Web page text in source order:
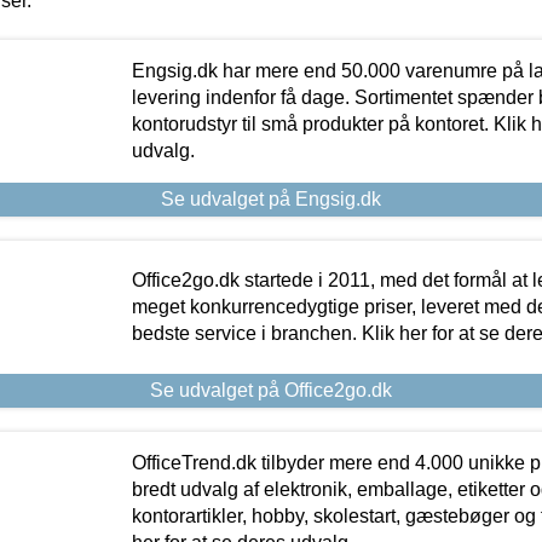
Engsig.dk har mere end 50.000 varenumre på
levering indenfor få dage. Sortimentet spænder
kontorudstyr til små produkter på kontoret. Klik
udvalg.
Se udvalget på Engsig.dk
Office2go.dk startede i 2011, med det formål at
meget konkurrencedygtige priser, leveret med
bedste service i branchen. Klik her for at se
Se udvalget på Office2go.dk
OfficeTrend.dk tilbyder mere end 4.000 unikke
bredt udvalg af elektronik, emballage, etiketter
kontorartikler, hobby, skolestart, gæstebøger og